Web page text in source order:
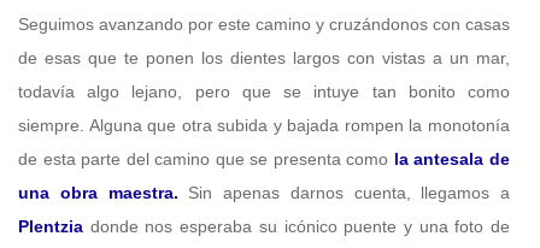
Seguimos avanzando por este camino y cruzándonos con casas
de esas que te ponen los dientes largos con vistas a un mar,
todavía algo lejano, pero que se intuye tan bonito como
siempre. Alguna que otra subida y bajada rompen la monotonía
de esta parte del camino que se presenta como la antesala de
una obra maestra. Sin apenas darnos cuenta, llegamos a
Plentzia donde nos esperaba su icónico puente y una foto de